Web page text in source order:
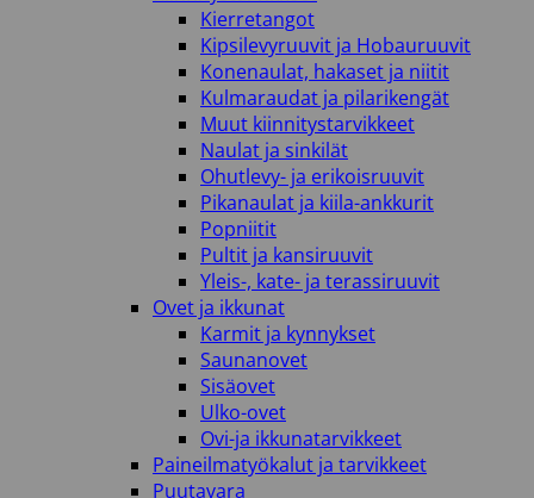
Kierretangot
Kipsilevyruuvit ja Hobauruuvit
Konenaulat, hakaset ja niitit
Kulmaraudat ja pilarikengät
Muut kiinnitystarvikkeet
Naulat ja sinkilät
Ohutlevy- ja erikoisruuvit
Pikanaulat ja kiila-ankkurit
Popniitit
Pultit ja kansiruuvit
Yleis-, kate- ja terassiruuvit
Ovet ja ikkunat
Karmit ja kynnykset
Saunanovet
Sisäovet
Ulko-ovet
Ovi-ja ikkunatarvikkeet
Paineilmatyökalut ja tarvikkeet
Puutavara